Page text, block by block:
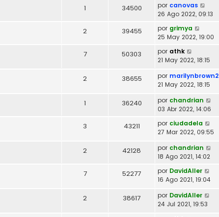
1 34500 por canovas
26 Ago 2022, 09:13
2 39455 por grimya
25 May 2022, 19:00
7 50303 por athk
21 May 2022, 18:15
2 38655 por marilynbrown2
21 May 2022, 18:15
1 36240 por chandrian
03 Abr 2022, 14:06
3 43211 por ciudadela
27 Mar 2022, 09:55
2 42128 por chandrian
18 Ago 2021, 14:02
7 52277 por DavidAller
16 Ago 2021, 19:04
2 38617 por DavidAller
24 Jul 2021, 19:53